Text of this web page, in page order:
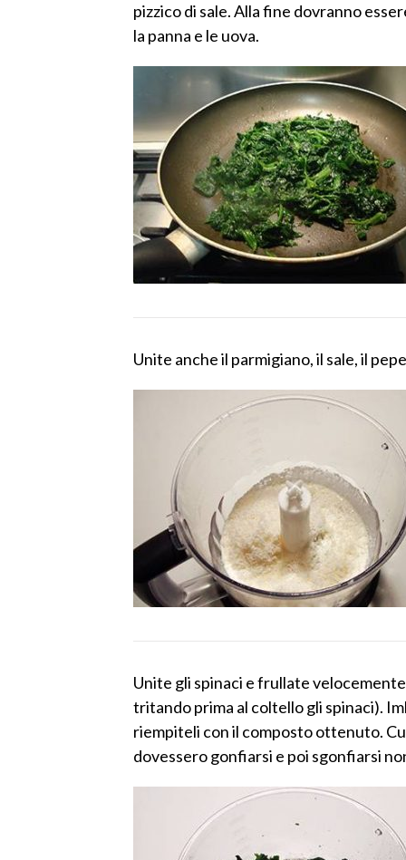
pizzico di sale. Alla fine dovranno
la panna e le uova.
Unite anche il parmigiano, il sale, il
Unite gli spinaci e frullate
tritando prima al coltello gli spinaci).
riempiteli con il composto ottenuto.
dovessero gonfiarsi e poi sgonfiarsi